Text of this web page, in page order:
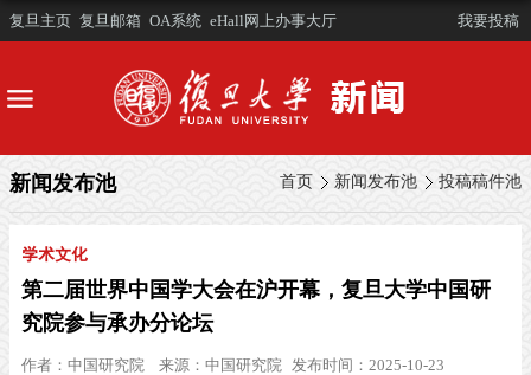
复旦主页 复旦邮箱 OA系统 eHall网上办事大厅 我要投稿
首页 新闻发布池 投稿稿件池
新闻发布池
学术文化
第二届世界中国学大会在沪开幕，复旦大学中国研
究院参与承办分论坛
作者： 中国研究院 来源： 中国研究院 发布时间：2025-10-23